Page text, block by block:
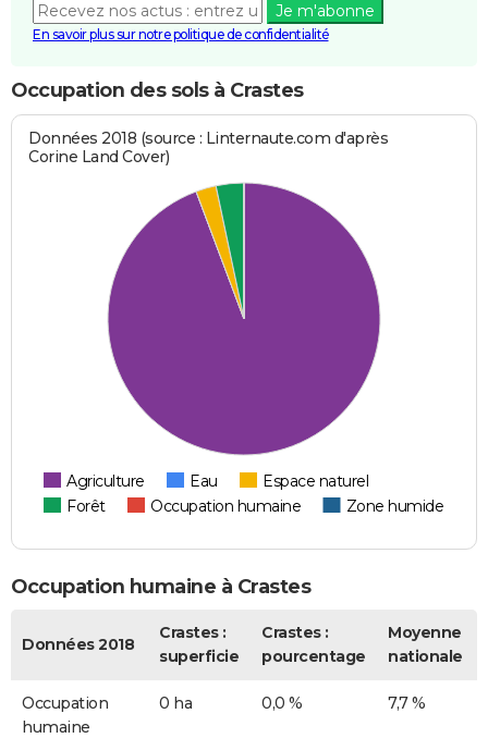
Je m'abonne
En savoir plus sur notre politique de confidentialité
Occupation des sols à Crastes
Données 2018 (source : Linternaute.com d'après
Corine Land Cover)
Agriculture Eau
Espace naturel
Forêt
Occupation humaine Zone humide
Occupation humaine à Crastes
Données 2018
Crastes :
superficie
Crastes :
pourcentage
Moyenne
nationale
Occupation
humaine
0 ha 0,0 % 7,7 %